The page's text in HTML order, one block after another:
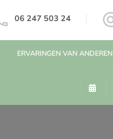
06 247 503 24
ERVARINGEN VAN ANDEREN